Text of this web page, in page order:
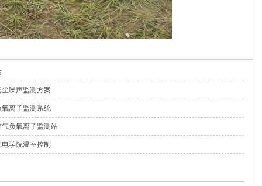
噪声监测方案
离子监测系统
负氧离子监测站
学院温室控制